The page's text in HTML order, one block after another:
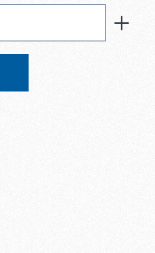
Wert ein